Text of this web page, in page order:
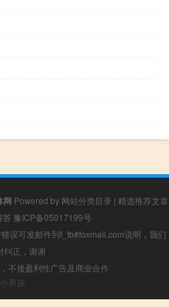
网 Powered by 网站分类目录 | 精选推荐文章
答 豫ICP备05017199号
误可发邮件到f_fb#foxmail.com说明，我们
纠正，谢谢
不接盈利性广告及商业合作
小男孩